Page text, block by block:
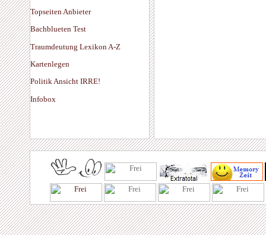
Topseiten Anbieter
Bachblueten Test
Traumdeutung Lexikon A-Z
Kartenlegen
Politik Ansicht IRRE!
Infobox